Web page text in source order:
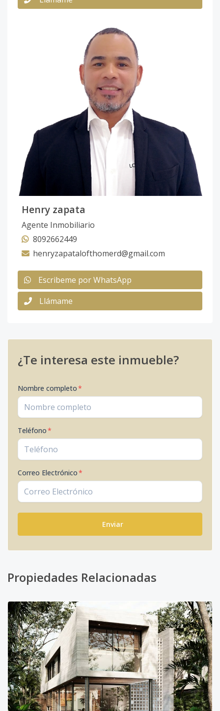
Henry zapata
Agente Inmobiliario
8092662449
henryzapatalofthomerd@gmail.com
Escribeme por WhatsApp
Llámame
¿Te interesa este inmueble?
Nombre completo*
Teléfono*
Correo Electrónico*
Enviar
Propiedades Relacionadas